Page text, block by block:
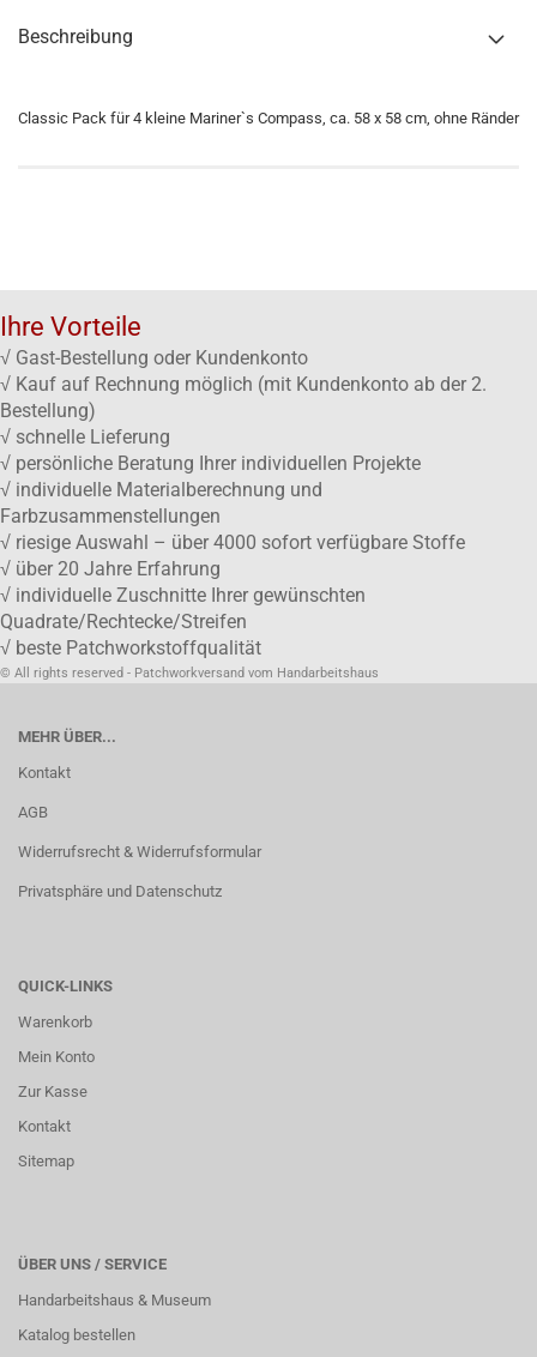
Beschreibung
Classic Pack für 4 kleine Mariner`s Compass, ca. 58 x 58 cm, ohne Ränder
Ihre Vorteile
√ Gast-Bestellung oder Kundenkonto
√ Kauf auf Rechnung möglich (mit Kundenkonto ab der 2.
Bestellung)
√ schnelle Lieferung
√ persönliche Beratung Ihrer individuellen Projekte
√ individuelle Materialberechnung und
Farbzusammenstellungen
√ riesige Auswahl – über 4000 sofort verfügbare Stoffe
√ über 20 Jahre Erfahrung
√ individuelle Zuschnitte Ihrer gewünschten
Quadrate/Rechtecke/Streifen
√ beste Patchworkstoffqualität
© All rights reserved - Patchworkversand vom Handarbeitshaus
MEHR ÜBER...
Kontakt
AGB
Widerrufsrecht & Widerrufsformular
Privatsphäre und Datenschutz
QUICK-LINKS
Warenkorb
Mein Konto
Zur Kasse
Kontakt
Sitemap
ÜBER UNS / SERVICE
Handarbeitshaus & Museum
Katalog bestellen